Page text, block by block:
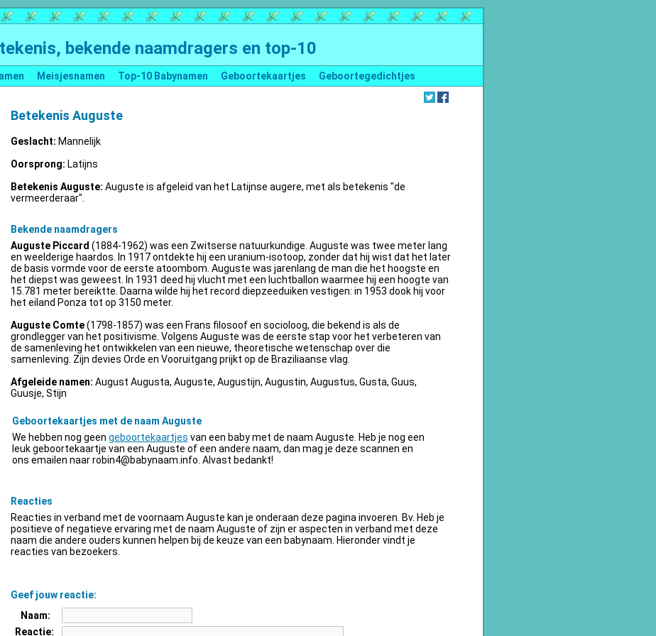
bekende naamdragers en top-10
Meisjesnamen Top-10 Babynamen Geboortekaartjes Geboortegedichtjes
Betekenis Auguste
Geslacht: Mannelijk
Oorsprong: Latijns
Betekenis Auguste: Auguste is afgeleid van het Latijnse augere, met als betekenis "de
vermeerderaar".
Bekende naamdragers
Auguste Piccard (1884-1962) was een Zwitserse natuurkundige. Auguste was twee meter lang
en weelderige haardos. In 1917 ontdekte hij een uranium-isotoop, zonder dat hij wist dat het later
de basis vormde voor de eerste atoombom. Auguste was jarenlang de man die het hoogste en
het diepst was geweest. In 1931 deed hij vlucht met een luchtballon waarmee hij een hoogte van
15.781 meter bereiktte. Daarna wilde hij het record diepzeeduiken vestigen: in 1953 dook hij voor
het eiland Ponza tot op 3150 meter.
Auguste Comte(1798-1857) was een Frans filosoof en socioloog, die bekend is als de
grondlegger van het positivisme. Volgens Auguste was de eerste stap voor het verbeteren van
de samenleving het ontwikkelen van een nieuwe, theoretische wetenschap over die
samenleving. Zijn devies Orde en Vooruitgang prijkt op de Braziliaanse vlag.
Afgeleide namen: August Augusta, Auguste, Augustijn, Augustin, Augustus, Gusta, Guus,
Guusje, Stijn
Geboortekaartjes met de naam Auguste
We hebben nog geen geboortekaartjes van een baby met de naam Auguste. Heb je nog een
leuk geboortekaartje van een Auguste of een andere naam, dan mag je deze scannen en
ons emailen naarrobin4@babynaam.info . Alvast bedankt!
Reacties
Reacties in verband met de voornaam Auguste kan je onderaan deze pagina invoeren. Bv. Heb je
positieve of negatieve ervaring met de naam Auguste of zijn er aspecten in verband met deze
naam die andere ouders kunnen helpen bij de keuze van een babynaam. Hieronder vindt je
reacties van bezoekers.
Geef jouw reactie:
Naam:
Reactie: